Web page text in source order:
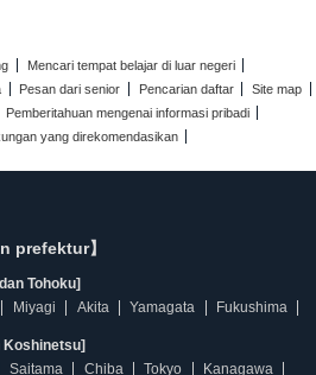
Mencari tempat belajar di luar negeri
Pesan dari senior Pencarian daftar
Site map
Pemberitahuan mengenai informasi pribadi
yang direkomendasikan
prefektur】
Tohoku]
Miyagi Akita Yamagata Fukushima
Koshinetsu]
Saitama Chiba Tokyo
Kanagawa